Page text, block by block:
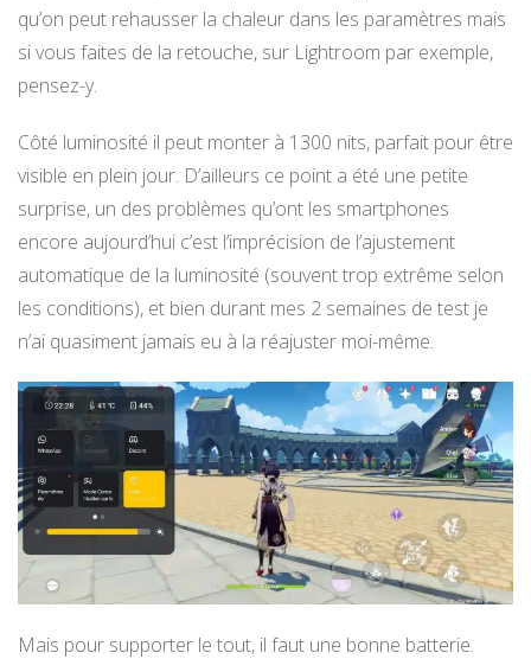
qu’on peut rehausser la chaleur dans les paramètres mais
si vous faites de la retouche, sur Lightroom par exemple,
pensez-y.
Côté luminosité il peut monter à 1300 nits, parfait pour être
visible en plein jour. D’ailleurs ce point a été une petite
surprise, un des problèmes qu’ont les smartphones
encore aujourd’hui c’est l’imprécision de l’ajustement
automatique de la luminosité (souvent trop extrême selon
les conditions), et bien durant mes 2 semaines de test je
n’ai quasiment jamais eu à la réajuster moi-même.
Mais pour supporter le tout, il faut une bonne batterie.